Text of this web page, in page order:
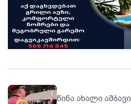
წინა ახალი ამბავი